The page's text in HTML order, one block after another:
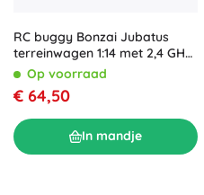
RC buggy Bonzai Jubatus
terreinwagen 1:14 met 2,4 GHz
en 4WD – Groen
Op voorraad
€ 64,50
In mandje